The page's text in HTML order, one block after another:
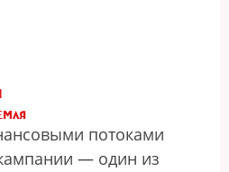
потоками
— один из